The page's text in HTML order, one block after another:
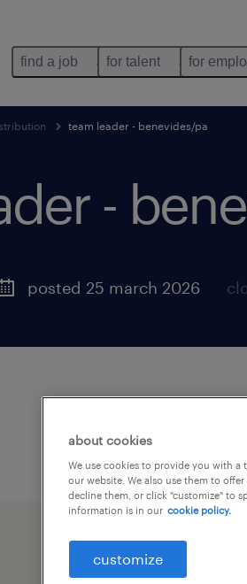
find a job for talent for
team leader - benevides/pa
-
posted 25 march 2026
about cookies
We use cookies to provide you with
our website. We also use them to
decline them, or click "customize" to
information is in our cookie policy.
customize